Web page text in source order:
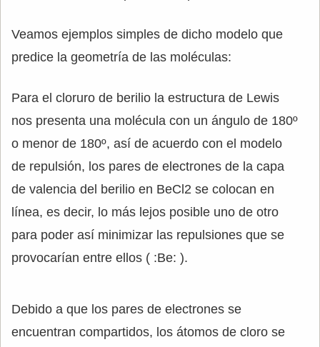
Veamos ejemplos simples de dicho modelo que
predice la geometría de las moléculas:
Para el cloruro de berilio la estructura de Lewis
nos presenta una molécula con un ángulo de 180º
o menor de 180º, así de acuerdo con el modelo
de repulsión, los pares de electrones de la capa
de valencia del berilio en BeCl2 se colocan en
línea, es decir, lo más lejos posible uno de otro
para poder así minimizar las repulsiones que se
provocarían entre ellos ( :Be: ).
Debido a que los pares de electrones se
encuentran compartidos, los átomos de cloro se